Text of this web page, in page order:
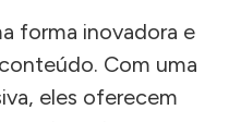
forma inovadora e
Com uma
eles oferecem